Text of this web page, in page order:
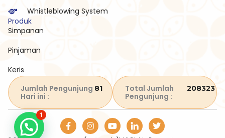
Whistleblowing System
Produk
Simpanan
Pinjaman
Keris
Jumlah Pengunjung
Hari ini :
81
Total Jumlah
Pengunjung :
208323
I
n
Y
o
T
w
1